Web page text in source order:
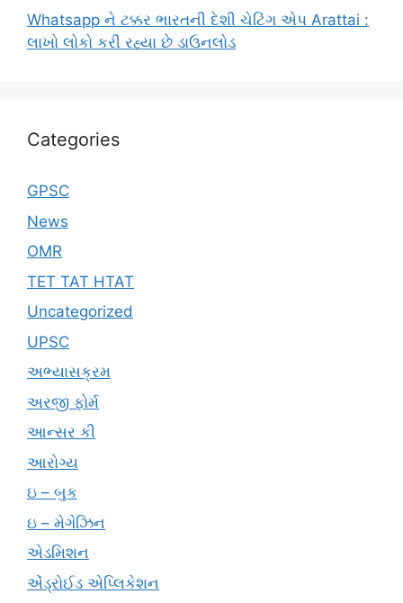
Whatsapp ને ટક્કર ભારતની દેશી ચેટિંગ એપ Arattai :
લાખો લોકો કરી રહ્યા છે ડાઉનલોડ
Categories
GPSC
News
OMR
TET TAT HTAT
Uncategorized
UPSC
અભ્યાસક્રમ
અરજી ફોર્મ
આન્સર કી
આરોગ્ય
ઇ – બુક
ઇ – મેગેઝિન
એડમિશન
એંડ્રોઈડ એપ્લિકેશન